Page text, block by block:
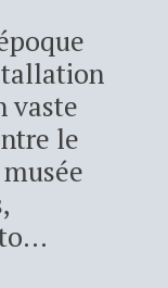
vaste
le